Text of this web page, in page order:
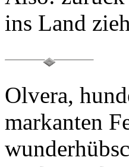
Olvera,
markanten
Suche nach